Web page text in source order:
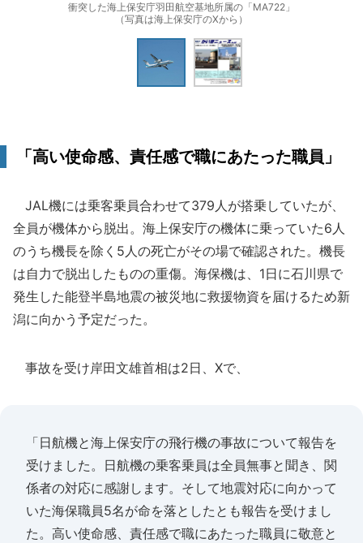
衝突した海上保安庁羽田航空基地所属の「MA722」
（写真は海上保安庁のXから）
「高い使命感、責任感で職にあたった職員」
JAL機には乗客乗員合わせて379人が搭乗していたが、
全員が機体から脱出。海上保安庁の機体に乗っていた6人
のうち機長を除く5人の死亡がその場で確認された。機長
は自力で脱出したものの重傷。海保機は、1日に石川県で
発生した能登半島地震の被災地に救援物資を届けるため新
潟に向かう予定だった。
事故を受け岸田文雄首相は2日、Xで、
「日航機と海上保安庁の飛行機の事故について報告を
受けました。日航機の乗客乗員は全員無事と聞き、関
係者の対応に感謝します。そして地震対応に向かって
いた海保職員5名が命を落としたとも報告を受けまし
た。高い使命感、責任感で職にあたった職員に敬意と